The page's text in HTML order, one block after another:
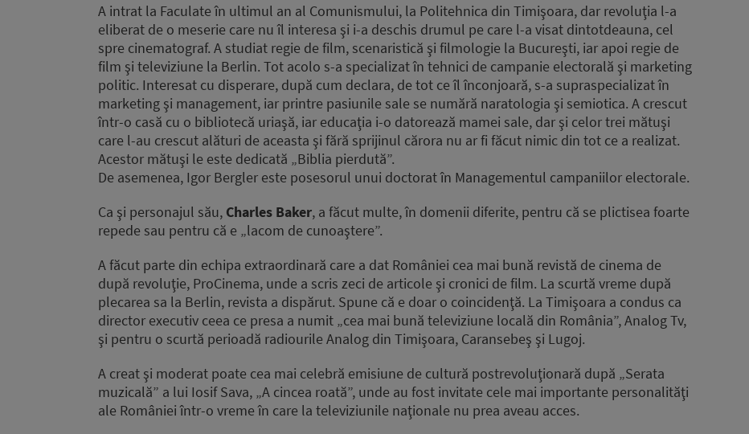
A intrat la Faculate în ultimul an al Comunismului, la Politehnica din Timişoara, dar revoluţia l-a
eliberat de o meserie care nu îl interesa şi i-a deschis drumul pe care l-a visat dintotdeauna, cel
spre cinematograf. A studiat regie de film, scenaristică şi filmologie la Bucureşti, iar apoi regie de
film şi televiziune la Berlin. Tot acolo s-a specializat în tehnici de campanie electorală şi marketing
politic. Interesat cu disperare, după cum declara, de tot ce îl înconjoară, s-a supraspecializat în
marketing şi management, iar printre pasiunile sale se numără naratologia şi semiotica. A crescut
într-o casă cu o bibliotecă uriaşă, iar educaţia i-o datorează mamei sale, dar şi celor trei mătuşi
care l-au crescut alături de aceasta şi fără sprijinul cărora nu ar fi făcut nimic din tot ce a realizat.
Acestor mătuşi le este dedicată „Biblia pierdută”.
De asemenea, Igor Bergler este posesorul unui doctorat în Managementul campaniilor electorale.
Ca şi personajul său, Charles Baker, a făcut multe, în domenii diferite, pentru că se plictisea foarte
repede sau pentru că e „lacom de cunoaştere”.
A făcut parte din echipa extraordinară care a dat României cea mai bună revistă de cinema de
după revoluţie, ProCinema, unde a scris zeci de articole şi cronici de film. La scurtă vreme după
plecarea sa la Berlin, revista a dispărut. Spune că e doar o coincidenţă. La Timişoara a condus ca
director executiv ceea ce presa a numit „cea mai bună televiziune locală din România”, Analog Tv,
şi pentru o scurtă perioadă radiourile Analog din Timişoara, Caransebeş şi Lugoj.
A creat şi moderat poate cea mai celebră emisiune de cultură postrevoluţionară după „Serata
muzicală” a lui Iosif Sava, „A cincea roată”, unde au fost invitate cele mai importante personalităţi
ale României într-o vreme în care la televiziunile naţionale nu prea aveau acces.